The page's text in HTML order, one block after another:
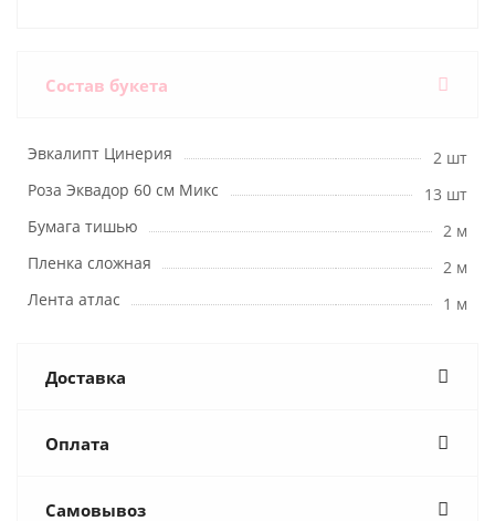
Состав букета
Эвкалипт Цинерия
2 шт
Роза Эквадор 60 см Микс
13 шт
Бумага тишью
2 м
Пленка сложная
2 м
Лента атлас
1 м
Доставка
Оплата
Самовывоз